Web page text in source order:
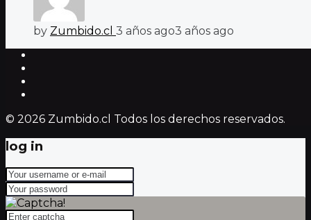
by Zumbido.cl 3 años ago3 años ago
© 2026 Zumbido.cl Todos los derechos reservados.
log in